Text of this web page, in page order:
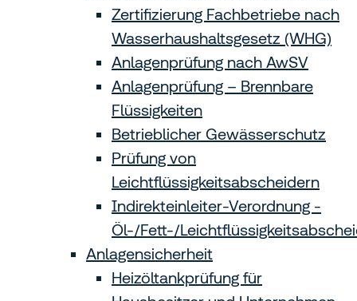
Zertifizierung Fachbetriebe nach
Wasserhaushalts­gesetz (WHG)
Anlagenprüfung nach AwSV
Anlagenprüfung – Brennbare
Flüssigkeiten
Betrieblicher Gewässerschutz
Prüfung von
Leichtflüssigkeitsabscheidern
Indirekteinleiter-Verordnung -
Öl-/Fett-/
Anlagensicherheit
Heizöltankprüfung für